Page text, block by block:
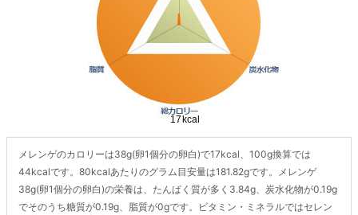
メレンゲのカロリーは38g(卵1個分の卵白)で17kcal、100g換算では
44kcalです。80kcalあたりのグラム目安量は181.82gです。メレンゲ
38g(卵1個分の卵白)の栄養は、たんぱく質が多く3.84g、炭水化物が0.19g
でそのうち糖質が0.19g、脂質が0gです。ビタミン・ミネラルではセレン